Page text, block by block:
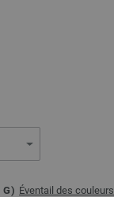
G) Éventail des couleurs